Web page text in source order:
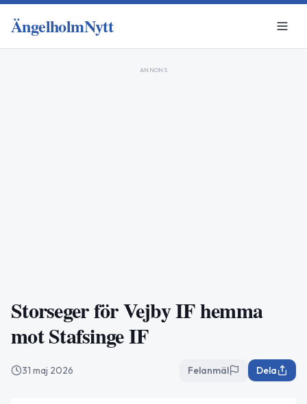
ÄngelholmNytt
ANNONS
Storseger för Vejby IF hemma
mot Stafsinge IF
31 maj 2026 Felanmäl Dela